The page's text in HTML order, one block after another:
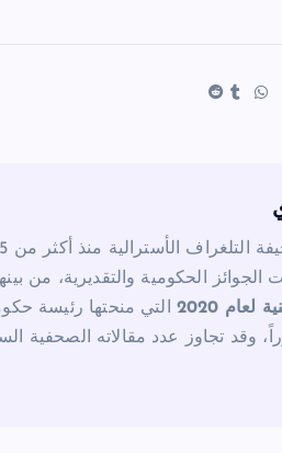
الأسترالية منذ أكثر من 35 عاماً.
الحكومية والتقديرية، من
2020
التي منحتها رئيسة